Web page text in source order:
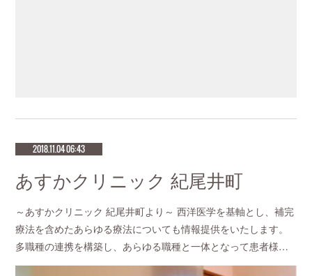
2018.11.04 06:43
あすかクリニック 紀尾井町
～あすかクリニック 紀尾井町より～ 西洋医学を基軸とし、補完
療法を含めたあらゆる療法についても情報提供をいたします。
多職種の連携を構築し、あらゆる職種と一体となって患者様…